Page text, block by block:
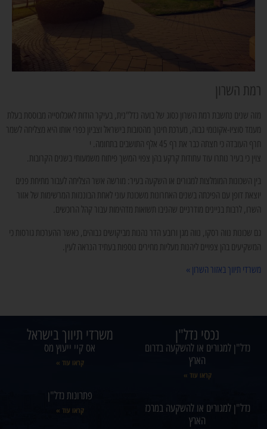
רמת השרון
מזה שנים נחשבת רמת השרון כסוג של בועה נדל"נית, בעיקר הודות לאוכלוסייה מבוססת בעלת
מעמד סוציו-אקונומי גבוה, מערכת חינוך מהטובות בישראל וצביון כפרי אותו היא מצליחה לשמר
חרף העובדה כי חצתה כבר את רף 45 אלף התושבים בתחומה. י
צוין כי בעיר נותרו עוד עתודות קרקע בהן צפוי המשך פיתוח משמעותי בשנים הקרובות.
בין השכונות המומלצות למגורים או השקעה בעיר: מורשה אשר הצליחה לעבור מתיחת פנים
יוצאת דופן עם הפיכתה בשנים האחרונות משכונת עוני לאחת הבוננזות המרשימות של אזור
השרו, לרבות בניינים מודרניים שהניבו תשואות מדהימות עבור קהל הרוכשים.
גם שכונות נווה רסקו, נווה מגן ורובע הדר נהנות מביקושים גבוהים, כאשר ההערכות גורסות כי
המשקיעים בהן צפויים ליהנות מעליות מחירים נוספות בעתיד הנראה לעין.
משרדי תיווך באזור השרון »
נכסי נדל"ן
נדל"ן למגורים או להשקעה בדרום
הארץ
קראו עוד »
נדל"ן למגורים או להשקעה במרכז
הארץ
משרדי תיווך בישראל
אס קיי ייעוץ מס
קראו עוד »
פתרונות נדל"ן
קראו עוד »